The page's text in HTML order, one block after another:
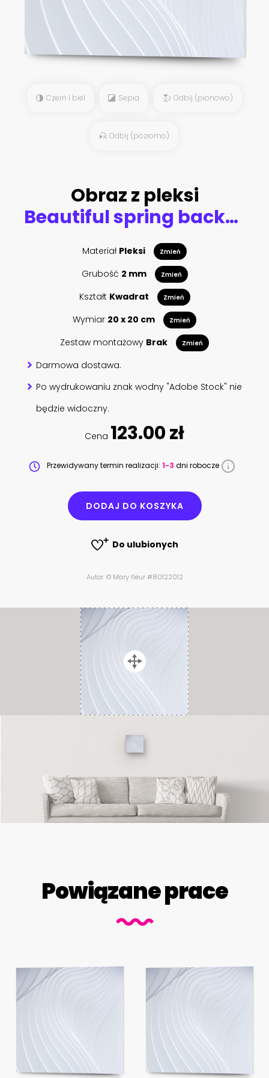
Czerń i biel Sepia Odbij (pionowo)
Odbij (poziomo)
Obraz z pleksi
Beautiful spring background with iris flowers
Materiał Pleksi Zmień
Grubość 2 mm Zmień
Kształt Kwadrat Zmień
Wymiar 20 x 20 cm Zmień
Zestaw montażowy Brak Zmień
Darmowa dostawa.
Po wydrukowaniu znak wodny "Adobe Stock" nie
będzie widoczny.
Cena 123.00 zł
Przewidywany termin realizacji: 1-3 dni robocze
DODAJ DO KOSZYKA
Do ulubionych
Autor: © Mary fleur #80122012
Powiązane prace